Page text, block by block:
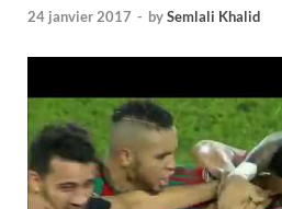
24 janvier 2017 - bySemlali Khalid